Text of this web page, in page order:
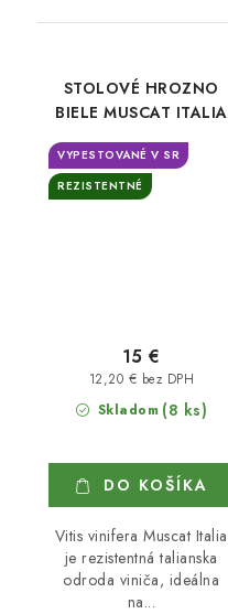
STOLOVÉ HROZNO
BIELE MUSCAT ITALIA
VYPESTOVANÉ V SR
REZISTENTNÉ
Skladom (8 ks)
12,20 € bez DPH
15 €
DO KOŠÍKA
Vitis vinifera Muscat Italia
je rezistentná talianska
odroda viniča, ideálna
na...